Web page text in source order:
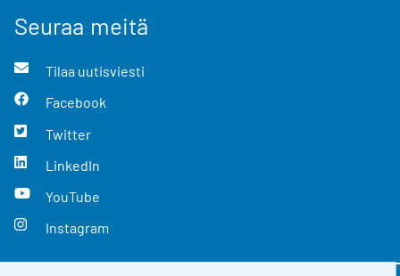
Seuraa meitä
Tilaa uutisviesti
Facebook
Twitter
LinkedIn
YouTube
Instagram